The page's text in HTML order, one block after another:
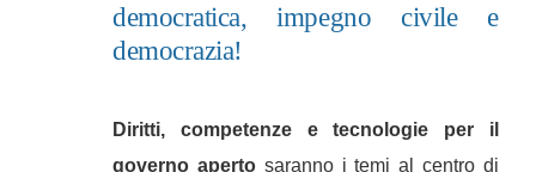
democratica, impegno civile e
democrazia!
Diritti, competenze e tecnologie per il
governo aperto saranno i temi al centro di